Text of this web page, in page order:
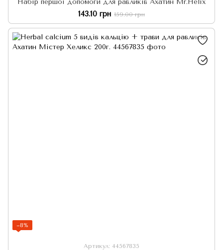
Набір першої допомоги для равликів Ахатин Mr.Helix
143.10 грн 159.00 грн
−8%
Артикул: 44567835